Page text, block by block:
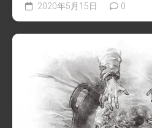
2020年5月15日 0